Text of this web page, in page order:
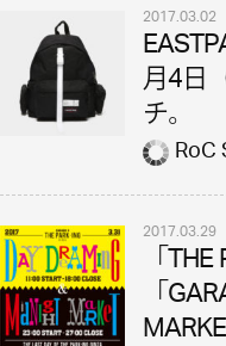
2017.03.02
月4日
チ。
2017.03.29
「
「